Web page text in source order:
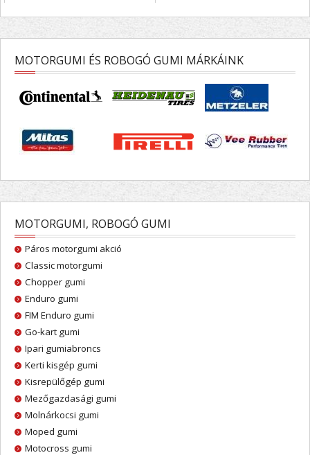
MOTORGUMI ÉS ROBOGÓ GUMI MÁRKÁINK
MOTORGUMI, ROBOGÓ GUMI
Páros motorgumi akció
Classic motorgumi
Chopper gumi
Enduro gumi
FIM Enduro gumi
Go-kart gumi
Ipari gumiabroncs
Kerti kisgép gumi
Kisrepülőgép gumi
Mezőgazdasági gumi
Molnárkocsi gumi
Moped gumi
Motocross gumi